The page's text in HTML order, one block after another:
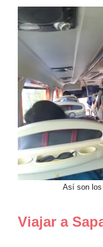
Así son los
Viajar a